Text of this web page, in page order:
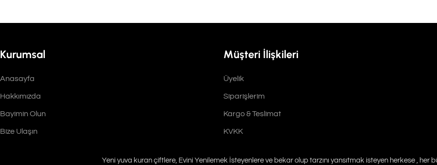
Kurumsal
Anasayfa
Hakkımızda
Bayimin Olun
Bize Ulaşın
Müşteri İlişkileri
Üyelik
Siparişlerim
Kargo & Teslimat
KVKK
Yeni yuva kuran çiftlere, Evini Yenilemek İsteyenlere ve bekar olup tarzını yansıtmak isteyen herkese , her